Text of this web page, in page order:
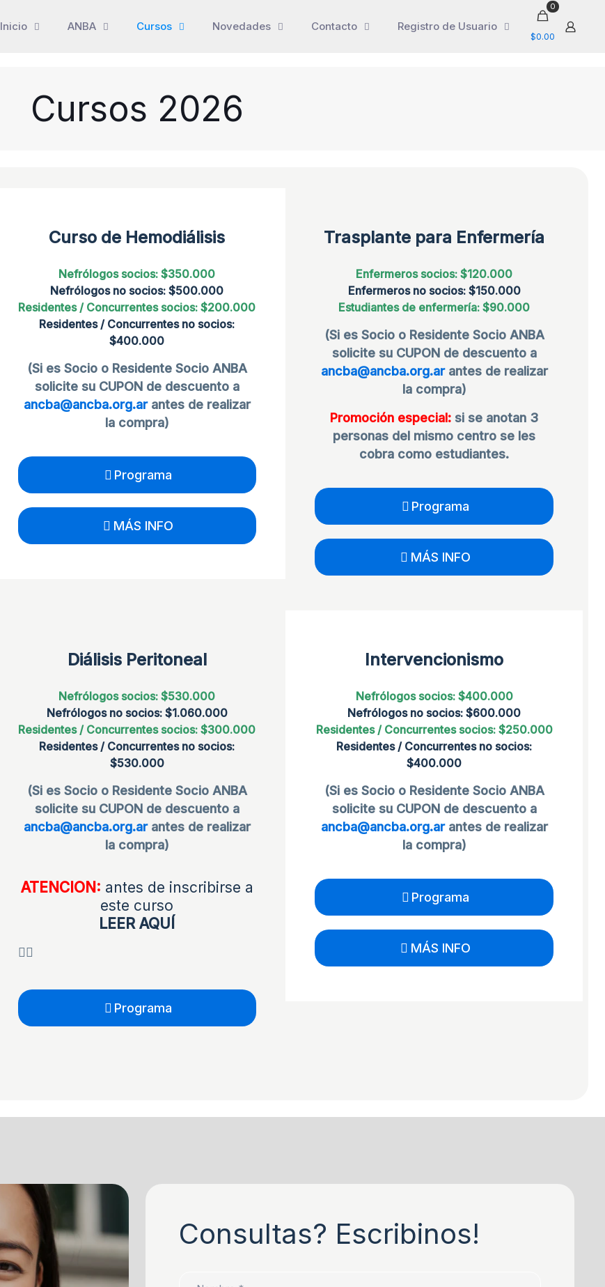
Inicio ANBA Cursos Novedades Contacto Registro de Usuario
0
$0.00
Cursos 2026
Curso de Hemodiálisis
Nefrólogos socios: $350.000
Nefrólogos no socios: $500.000
Residentes / Concurrentes socios: $200.000
Residentes / Concurrentes no socios:
$400.000
(Si es Socio o Residente Socio ANBA
solicite su CUPON de descuento a
ancba@ancba.org.arantes de realizar
la compra)
Programa
MÁS INFO
Trasplante para Enfermería
Enfermeros socios: $120.000
Enfermeros no socios: $150.000
Estudiantes de enfermería: $90.000
(Si es Socio o Residente Socio ANBA
solicite su CUPON de descuento a
ancba@ancba.org.arantes de realizar
la compra)
Promoción especial: si se anotan 3
personas del mismo centro se les
cobra como estudiantes.
Programa
MÁS INFO
Diálisis Peritoneal
Nefrólogos socios: $530.000
Nefrólogos no socios: $1.060.000
Residentes / Concurrentes socios: $300.000
Residentes / Concurrentes no socios:
$530.000
(Si es Socio o Residente Socio ANBA
solicite su CUPON de descuento a
ancba@ancba.org.arantes de realizar
la compra)
ATENCION: antes de inscribirse a
este curso
LEER AQUÍ
Programa
Intervencionismo
Nefrólogos socios: $400.000
Nefrólogos no socios: $600.000
Residentes / Concurrentes socios: $250.000
Residentes / Concurrentes no socios:
$400.000
(Si es Socio o Residente Socio ANBA
solicite su CUPON de descuento a
ancba@ancba.org.arantes de realizar
la compra)
Programa
MÁS INFO
Consultas? Escribinos!